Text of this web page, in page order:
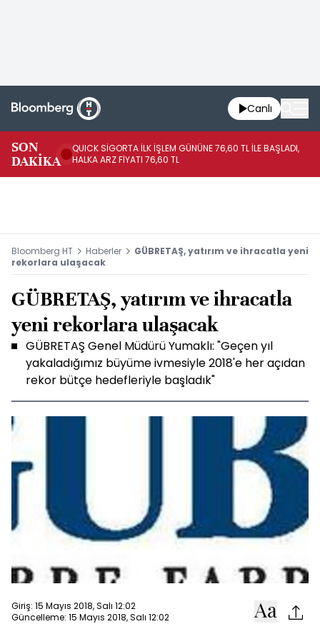
Canlı
SON
DAKİKA
QUICK SİGORTA İLK İŞLEM GÜNÜNE 76,60 TL İLE BAŞLADI,
HALKA ARZ FİYATI 76,60 TL
Bloomberg HT Haberler
GÜBRETAŞ, yatırım ve ihracatla yeni
rekorlara ulaşacak
GÜBRETAŞ, yatırım ve ihracatla
yeni rekorlara ulaşacak
GÜBRETAŞ Genel Müdürü Yumaklı: "Geçen yıl
yakaladığımız büyüme ivmesiyle 2018'e her açıdan
rekor bütçe hedefleriyle başladık"
Giriş: 15 Mayıs 2018, Salı 12:02
Güncelleme: 15 Mayıs 2018, Salı 12:02